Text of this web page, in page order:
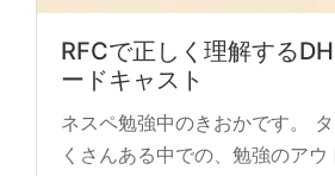
RFCで正しく理解する
ードキャスト
ネスペ勉強中のきおかです。
くさんある中での、勉強のア